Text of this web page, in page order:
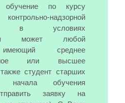
обучение по курсу
надзорной
в условиях
может любой
среднее
или высшее
студент старших
обучения
заявку на